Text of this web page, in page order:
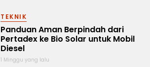
TEKNIK
Panduan Aman Berpindah dari
Pertadex ke Bio Solar untuk Mobil
Diesel
1 Minggu yang lalu